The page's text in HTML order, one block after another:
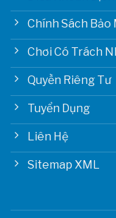
Chính Sách Bảo
Chơi Có Trách
Quyền Riêng Tư
Tuyển Dụng
Liên Hệ
Sitemap XML